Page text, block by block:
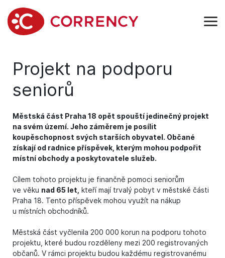
Projekt na podporu
seniorů
Městská část Praha 18 opět spouští jedinečný projekt
na svém území. Jeho záměrem je posílit
koupěschopnost svých starších obyvatel. Občané
získají od radnice příspěvek, kterým mohou podpořit
místní obchody a poskytovatele služeb.
Cílem tohoto projektu je finančně pomoci seniorům
ve věku nad 65 let, kteří mají trvalý pobyt v městské části
Praha 18. Tento příspěvek mohou využít na nákup
u místních obchodníků.
Městská část vyčlenila 200 000 korun na podporu tohoto
projektu, které budou rozděleny mezi 200 registrovaných
občanů. V rámci projektu budou každému registrovanému